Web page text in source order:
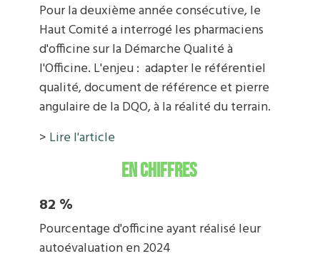
Pour la deuxième année consécutive, le
Haut Comité a interrogé les pharmaciens
d'officine sur la Démarche Qualité à
l'Officine. L'enjeu : adapter le référentiel
qualité, document de référence et pierre
angulaire de la DQO, à la réalité du terrain.
> Lire l'article
En chiffres
82 %
Pourcentage d'officine ayant réalisé leur
autoévaluation en 2024